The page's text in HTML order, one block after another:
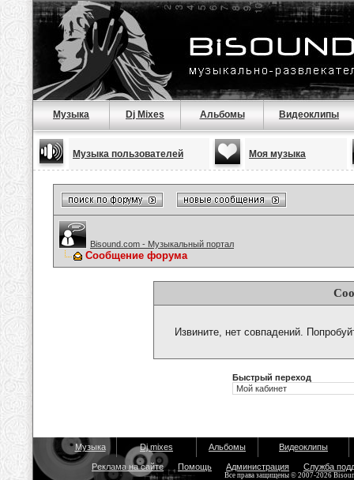
Музыка Dj Mixes Альбомы Видеоклипы
Музыка пользователей Моя музыка
Bisound.com - Музыкальный портал
Сообщение форума
Извините, нет совпадений.
Быстрый переход
Музыка Dj mixes Альбомы Видеоклипы
Реклама на сайте Помощь Администрация Служба
Все права защищены © 2007-2026